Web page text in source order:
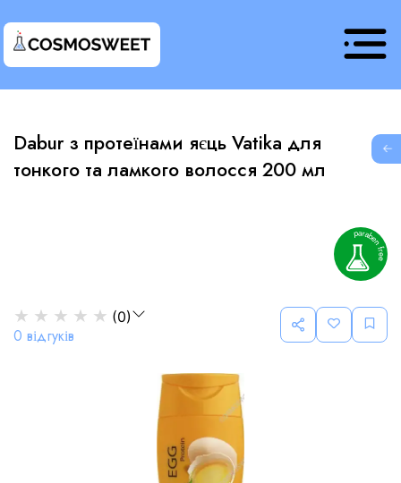
Dabur з протеїнами яєць Vatika для
тонкого та ламкого волосся 200 мл
★ ★ ★ ★ ★ (0)
0 відгуків